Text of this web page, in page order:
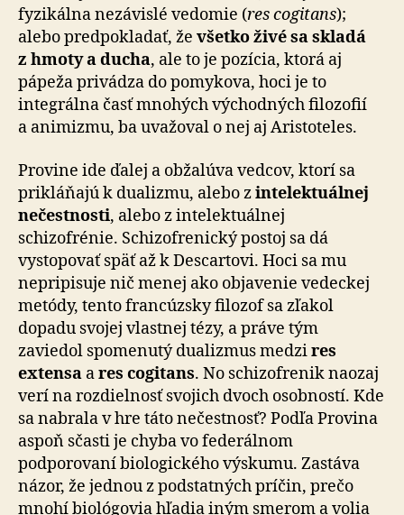
fyzikálna nezávislé vedomie (res cogitans);
alebo pred­po­kla­dať, že všetko živé sa skladá
z hmoty a ducha, ale to je pozícia, ktorá aj
pápeža privádza do pomykova, hoci je to
integrálna časť mnohých východných filozofií
a ani­mizmu, ba uvažoval o nej aj Aristoteles.
Provine ide ďalej a obžalúva vedcov, ktorí sa
prikláňajú k dualizmu, alebo zintelektuálnej
nečestnosti, alebo z intelektuálnej
schizofrénie. Schizofrenický postoj sa dá
vystopovať späť až k Descartovi. Hoci sa mu
nepripisuje nič menej ako objavenie vedeckej
metódy, tento fran­cúz­sky filozof sa zľakol
dopadu svojej vlastnej tézy, a práve tým
zaviedol spomenutý dualizmus medzires
extensa ares cogitans. No schizofrenik naozaj
verí na rozdielnosť svojich dvoch osobností. Kde
sa nabrala v hre táto ne­čestnosť? Podľa Provina
aspoň sčasti je chyba vo fe­de­rál­nom
podporovaní biologického výskumu. Zastáva
názor, že jednou z podstatných príčin, prečo
mnohí biológovia hľadia iným smerom a volia